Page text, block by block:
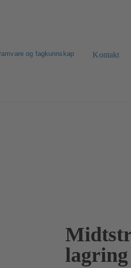
og fagkunnskap Kontakt
lagring